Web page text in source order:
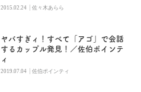
2015.02.24 |佐々木あらら
ヤバすぎィ！すべて「アゴ」で会話
するカップル発見！／佐伯ポインテ
ィ
2019.07.04 |佐伯ポインティ